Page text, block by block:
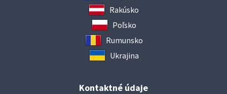
Rakúsko
Poľsko
Rumunsko
Ukrajina
Kontaktné údaje